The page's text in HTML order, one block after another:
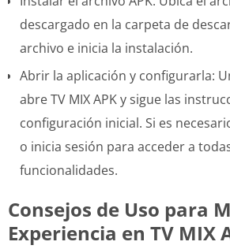
descargado en la carpeta de
archivo e inicia la instalación.
Abrir la aplicación y configurarla:
abre TV MIX APK y sigue las
configuración inicial. Si es
o inicia sesión para acceder a
funcionalidades.
Consejos de Uso para
Experiencia en TV MIX